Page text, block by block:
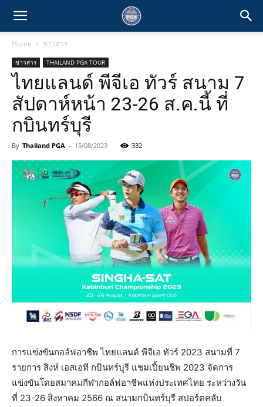
Home ข่าวสาร
ข่าวสาร THAILAND PGA TOUR
ไทยแลนด์ พีจีเอ ทัวร์ สนาม 7
สัปดาห์หน้า 23-26 ส.ค.นี้ ที่
กบินทร์บุรี
By Thailand PGA - 15/08/2023 332
การแข่งขันกอล์ฟอาชีพ ไทยแลนด์ พีจีเอ ทัวร์ 2023 สนามที่ 7
รายการ สิงห์ เอสเอที กบินทร์บุรี แชมเปี้ยนชิพ 2023 จัดการ
แข่งขันโดยสมาคมกีฬากอล์ฟอาชีพแห่งประเทศไทย ระหว่างวัน
ที่ 23-26 สิงหาคม 2566 ณ สนามกบินทร์บุรี สปอร์ตคลับ